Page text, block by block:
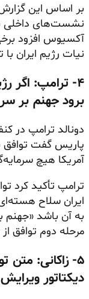
بر اساس این
نشست‌های داخلی
آکسیوس افزود
نیات رژیم ایران
۴- ترامپ: اگر
برود جهنم بر
دونالد ترامپ در
پاریس گفت توافق
آمریکا هیچ
ترامپ تأکید کرد
ایران سلاح
به آن باشد «جهنم
مرحله دوم توافق
دیکتاتور